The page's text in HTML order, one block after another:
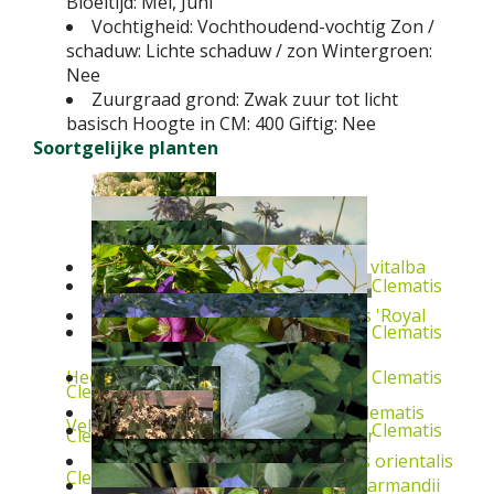
Vochtigheid: Vochthoudend-vochtig Zon /
schaduw: Lichte schaduw / zon Wintergroen:
Nee
Zuurgraad grond: Zwak zuur tot licht
basisch Hoogte in CM: 400 Giftig: Nee
Soortgelijke planten
BosrankClematis vitalba
Heester
Clematis
Clematis 'Cr?puscule' Vaste plant
ClematisClematis 'Royal
Velours'Heester
Clematis
Clematis 'Lady Betty Balfour'Heester
Clematis
Clematis 'Margaret Hunt' Heester
Clematis
Clematis
ClematisClematis orientalis
ClematisClematis armandii